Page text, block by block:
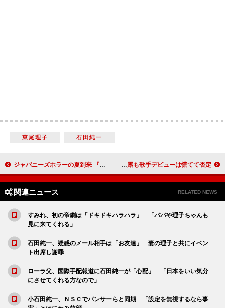
東尾理子 石田純一
ジャパニーズホラーの夏到来 『貞子３Ｄ２』イベントに東方神起がサプライズ登壇 美奈子、６人の子どもとイベント出演「自然体でいられる」 カラオケ披露も歌手デビューは慌てて否定
関連ニュース RELATED NEWS
すみれ、初の帝劇は「ドキドキハラハラ」 「パパや理子ちゃんも
見に来てくれる」
石田純一、疑惑のメール相手は「お友達」 妻の理子と共にイベン
ト出席し謝罪
ローラ父、国際手配報道に石田純一が「心配」 「日本をいい気分
にさせてくれる方なので」
小石田純一、ＮＳＣでパンサーらと同期 「設定を無視するなら事